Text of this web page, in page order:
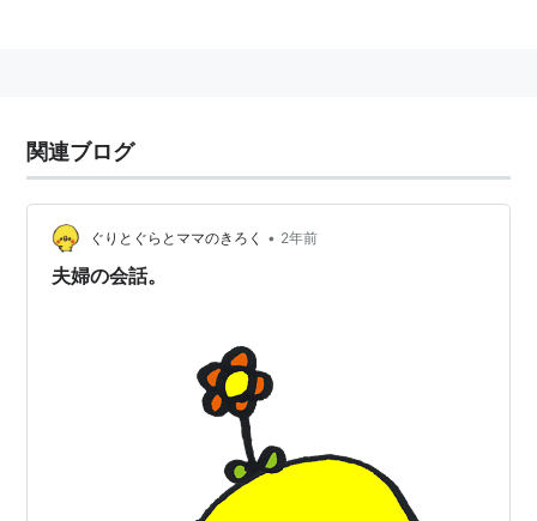
関連ブログ
ぐりとぐらとママのきろく • 2年前
夫婦の会話。